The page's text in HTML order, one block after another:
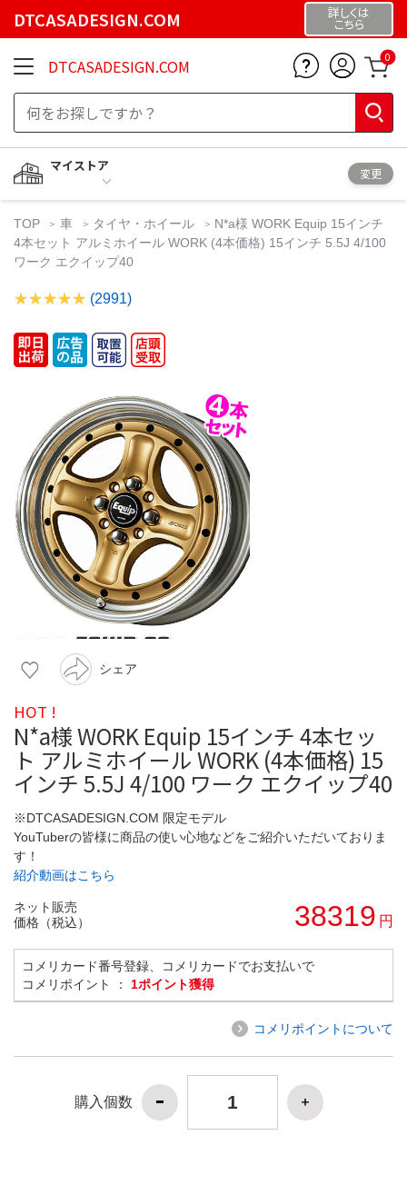
DTCASADESIGN.COM 詳しくは
こちら
DTCASADESIGN.COM 0
マイストア
変更
TOP 車 タイヤ・ホイール
N*a様 WORK Equip 15インチ
4本セット アルミホイール WORK (4本価格) 15インチ 5.5J 4/100
ワーク エクイップ40
(2991)
シェア
HOT !
N*a様 WORK Equip 15インチ 4本セッ
ト アルミホイール WORK (4本価格) 15
インチ 5.5J 4/100 ワーク エクイップ40
※DTCASADESIGN.COM 限定モデル
YouTuberの皆様に商品の使い心地などをご紹介いただいておりま
す！
紹介動画はこちら
ネット販売
価格（税込）
38319 円
コメリカード番号登録、コメリカードでお支払いで
コメリポイント ： 1ポイント獲得
コメリポイントについて
購入個数